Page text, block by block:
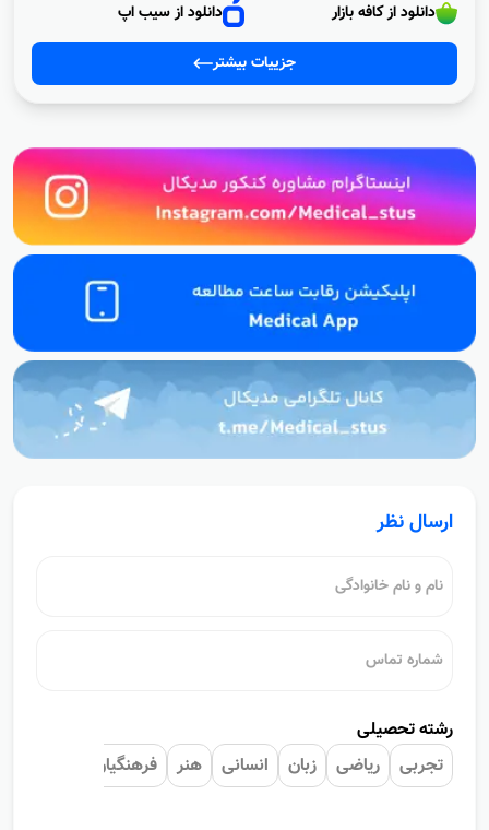
دانلود از کافه بازار دانلود از سیب اپ
جزییات بیشتر
ارسال نظر
رشته تحصیلی
تجربی
ریاضی زبان انسانی هنر فرهنگیان